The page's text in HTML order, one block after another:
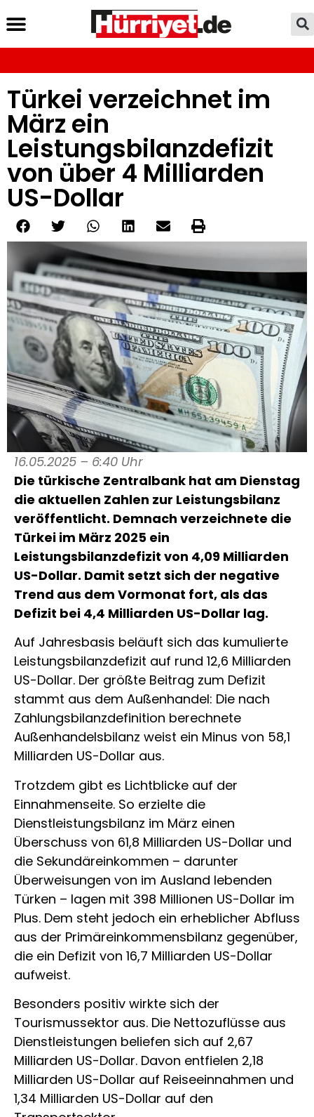
Türkei verzeichnet im
März ein
Leistungsbilanzdefizit
von über 4 Milliarden
US-Dollar
16.05.2025 – 6:40 Uhr
Die türkische Zentralbank hat am Dienstag
die aktuellen Zahlen zur Leistungsbilanz
veröffentlicht. Demnach verzeichnete die
Türkei im März 2025 ein
Leistungsbilanzdefizit von 4,09 Milliarden
US-Dollar. Damit setzt sich der negative
Trend aus dem Vormonat fort, als das
Defizit bei 4,4 Milliarden US-Dollar lag.
Auf Jahresbasis beläuft sich das kumulierte
Leistungsbilanzdefizit auf rund 12,6 Milliarden
US-Dollar. Der größte Beitrag zum Defizit
stammt aus dem Außenhandel: Die nach
Zahlungsbilanzdefinition berechnete
Außenhandelsbilanz weist ein Minus von 58,1
Milliarden US-Dollar aus.
Trotzdem gibt es Lichtblicke auf der
Einnahmenseite. So erzielte die
Dienstleistungsbilanz im März einen
Überschuss von 61,8 Milliarden US-Dollar und
die Sekundäreinkommen – darunter
Überweisungen von im Ausland lebenden
Türken – lagen mit 398 Millionen US-Dollar im
Plus. Dem steht jedoch ein erheblicher Abfluss
aus der Primäreinkommensbilanz gegenüber,
die ein Defizit von 16,7 Milliarden US-Dollar
aufweist.
Besonders positiv wirkte sich der
Tourismussektor aus. Die Nettozuflüsse aus
Dienstleistungen beliefen sich auf 2,67
Milliarden US-Dollar. Davon entfielen 2,18
Milliarden US-Dollar auf Reiseeinnahmen und
1,34 Milliarden US-Dollar auf den